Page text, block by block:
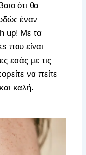
ότι θα
έναν
up! Με τα
που είναι
εσάς με τις
να πείτε
καλή.